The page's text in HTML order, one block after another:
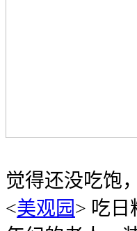
觉得还没吃饱
<美观园> 吃日